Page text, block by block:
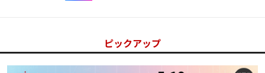
ピックアップ